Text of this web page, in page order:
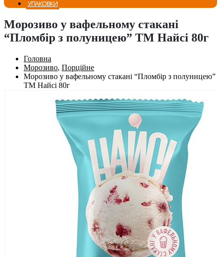
УПАКОВКИ
Морозиво у вафельному стакані
“Пломбір з полуницею” ТМ Найсі 80г
Головна
Морозиво, Порційне
Морозиво у вафельному стакані “Пломбір з полуницею”
ТМ Найсі 80г